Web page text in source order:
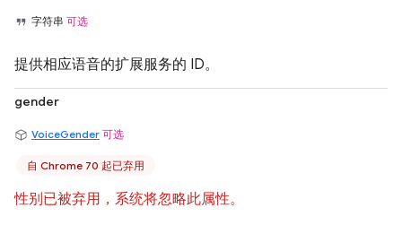
字符串 可选
提供相应语音的扩展服务的 ID。
gender
VoiceGender 可选
自 Chrome 70 起已弃用
性别已被弃用，系统将忽略此属性。